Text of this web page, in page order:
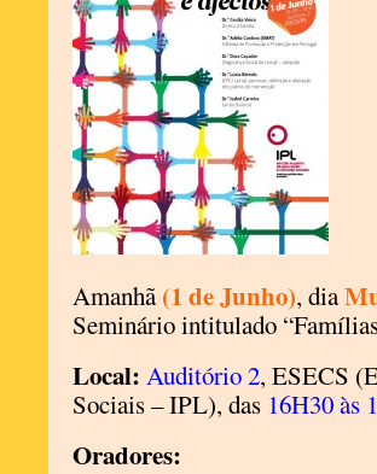
Amanhã(1 de Junho), dia
Seminário intitulado
Local: Auditório 2, ESECS
Sociais – IPL), das 16H30 às
Oradores: